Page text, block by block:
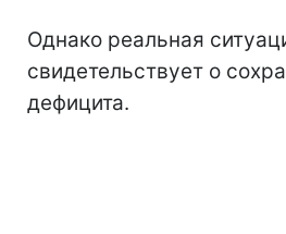
Однако реальная
свидетельствует о
дефицита.